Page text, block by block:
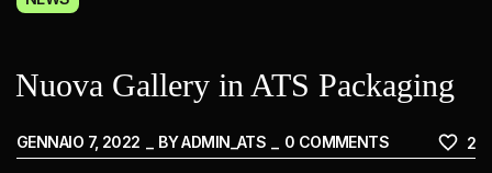
Collabora
Italiano
Nuova Gallery in ATS Packaging
GENNAIO 7, 2022 BYADMIN_ATS 0 COMMENTS 2